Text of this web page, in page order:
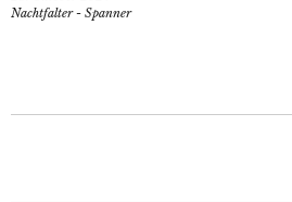
Nachtfalter - Spanner